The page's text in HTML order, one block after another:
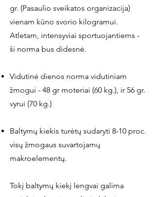
gr. (Pasaulio sveikatos organizacija)
vienam kūno svorio kilogramui.
Atletam, intensyviai sportuojantiems -
ši norma bus didesnė.
Vidutinė dienos norma vidutiniam
žmogui - 48 gr moteriai (60 kg.), ir 56 gr.
vyrui (70 kg.)
Baltymų kiekis turėtų sudaryti 8-10 proc.
visų žmogaus suvartojamų
makroelementų.
Tokį baltymų kiekį lengvai galima